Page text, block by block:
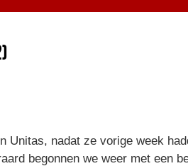
Unitas, nadat ze vorige week
begonnen we weer met een